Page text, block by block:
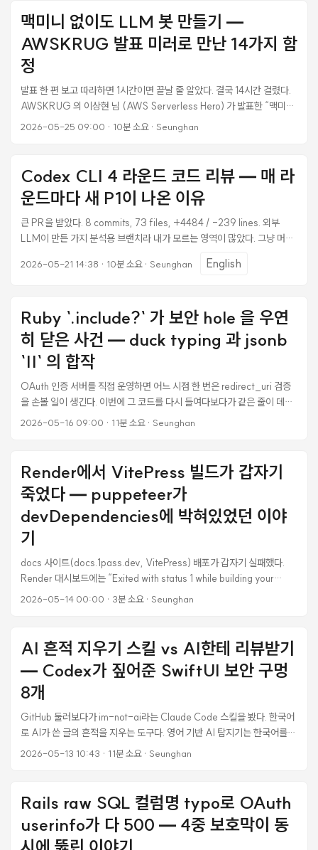
가 어디로 가있는지 reflog 를 5번 들여다봐야 했고, P11 merge 커밋이
엉뚱한 branch 위에 올라가서 reset 했다가, 결국 detached worktree
+ git update-ref 조합으로 우회해서 land 시켰다. 같은 함정에 또 안 빠
지려고 정리한다. ...
맥미니 없이도 LLM 봇 만들기 —
AWSKRUG 발표 미러로 만난 14가지 함
정
발표 한 편 보고 따라하면 1시간이면 끝날 줄 알았다. 결국 14시간 걸렸다.
AWSKRUG 의 이상현 님 (AWS Serverless Hero) 가 발표한 “맥미니
없이도 서버리스로 만드는 AI Cloud Agent” — 영상 시청 1시간이면 원
1.35초만 돌리고 평소엔 $0 으로 운영하자.” 그래서 원본 레포를 클론해
서 한 번 직접 띄워보기로 했다. 새 AWS 계정 만들고, 발표 자료 그대로 따
라했다. 14시간 후에 봇이 답장을 보내왔다. 그 14시간 동안 발견한 함정 14
가지가 이 글의 본문이다. ...
2026-05-25 09:00 · 10분 소요· Seunghan
Codex CLI 4 라운드 코드 리뷰 — 매 라
운드마다 새 P1이 나온 이유
큰 PR을 받았다. 8 commits, 73 files, +4484 / -239 lines. 외부
LLM이 만든 가지 분석용 브랜치라 내가 모르는 영역이 많았다. 그냥 머지
[P1] 2 건이 나왔다. 고쳤다. “이제 끝났겠지” 하고 푸시했다. 2 라운드를
검색해보니까 이게 정상 패턴이었다. 그래서 머지까지 가는 길이 4 라운드
+ 11 fix commit로 길어졌지만, 만약 1 라운드에서 멈췄으면 production
에 SSRF 우회 2 개가 그대로 흘러갔을 거다. ...
2026-05-21 14:38 · 10분 소요· Seunghan English
Ruby `.include?` 가 보안 hole 을 우연
히 닫은 사건 — duck typing 과 jsonb
`||` 의 합작
OAuth 인증 서버를 직접 운영하면 어느 시점 한 번은 redirect_uri 검증
을 손볼 일이 생긴다. 이번에 그 코드를 다시 들여다보다가 같은 줄이 데이
터 형태에 따라 두 가지 완전히 다른 의미로 작동하고 있었다는 걸 발견했
는데, 동시에 정상 OAuth 흐름도 깨버렸다. 결과적으로 같은 코드 한 줄이
시간에 따라 substring 매칭이었다가 element-wise 매칭으로
dispatch 가 바뀌었다. ...
2026-05-16 09:00 · 11분 소요· Seunghan
Render에서 VitePress 빌드가 갑자기
죽었다 — puppeteer가
devDependencies에 박혀있었던 이야
기
docs 사이트(docs.1pass.dev, VitePress) 배포가 갑자기 실패했다.
Render 대시보드에는 “Exited with status 1 while building your
code.” 한 줄만 떴다. 수동으로 “Clear build cache & deploy” 한 번 누
않는다. 증상 Render static site (pnpm install --frozen-lockfile
&& pnpm run build) 새 커밋 push → 자동 빌드 시작 → 30초 만에
build_failed ...
2026-05-14 00:00 · 3분 소요· Seunghan
AI 흔적 지우기 스킬 vs AI한테 리뷰받기
— Codex가 짚어준 SwiftUI 보안 구멍
8개
GitHub 둘러보다가 im-not-ai라는 Claude Code 스킬을 봤다. 한국어
로 AI가 쓴 글의 흔적을 지우는 도구다. 영어 기반 AI 탐지기는 한국어를
잘 못 잡는다는 문제 의식에서 출발해서, “번역체 흔적” — 수동태 남발,
지 하단에 명시적으로 “이건 탐지 회피 도구가 아니라 글 품질 개선 유틸리
티다"라고 박혀 있는 점이 인상적이었다. 흥미로운 도구긴 한데 보다가 좀
다른 생각이 들었다. AI 흔적을 지운다고 그 글이 사람 글이 되는 건 아니지
않나. 진짜 사람 저자성이라는 게 있다면 그건 표면의 문체가 아니라 검증
2026-05-13 10:43 · 11분 소요· Seunghan
Rails raw SQL 컬럼명 typo로 OAuth
userinfo가 다 500 — 4중 보호막이 동